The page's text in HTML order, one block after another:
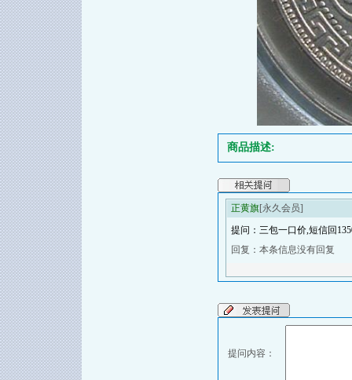
商品描述:
正黄旗[永久会员]
提问：三包一口价,短信回
回复：本条信息没有回复
提问内容：